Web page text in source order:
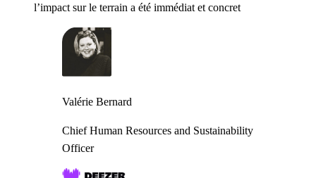
l’impact sur le terrain a été immédiat et concret
Valérie Bernard
Chief Human Resources and Sustainability
Officer